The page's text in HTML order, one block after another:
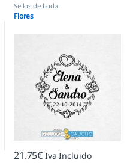
Sellos de boda
Flores
21.75€ Iva Incluido